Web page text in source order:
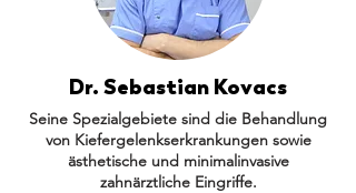
Dr. Sebastian Kovacs
Seine Spezialgebiete sind die Behandlung
von Kiefergelenkserkrankungen sowie
ästhetische und minimalinvasive
zahnärztliche Eingriffe.